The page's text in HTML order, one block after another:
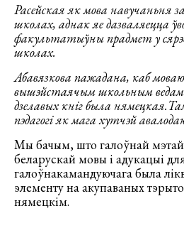
Расейская як мова навучаньня
школах, аднак яе дазваляецца
факультатыўны прадмет у
школах.
Абавязкова пажадана, каб моваю
вышэйстаячым школьным
дзелавых кніг была
пэдагогі як мага хутчэй
Мы бачым, што галоўнай
беларускай мовы і адукацыі
галоўнакамандуючага была
элементу на акупаваных
нямецкім.